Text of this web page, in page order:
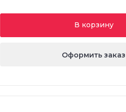
В корзину
Оформить заказ